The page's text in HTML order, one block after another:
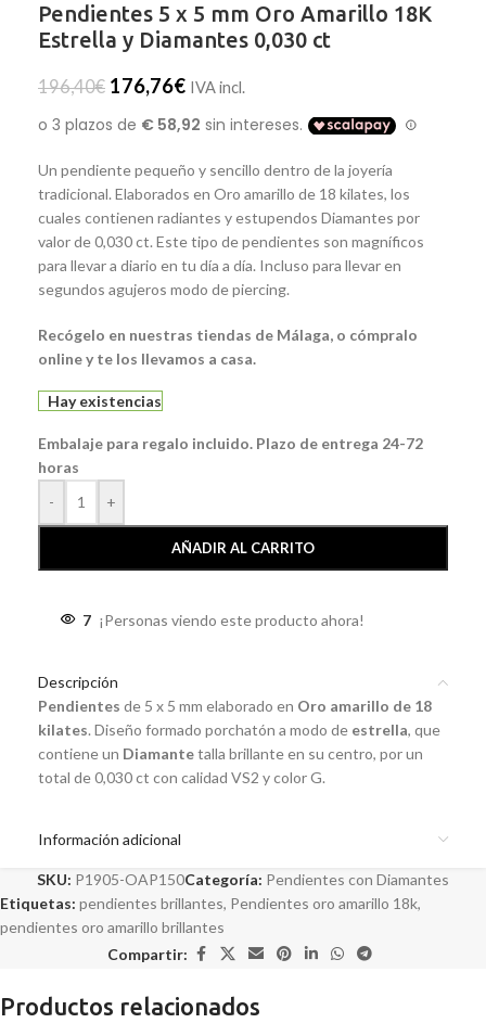
Pendientes 5 x 5 mm Oro Amarillo 18K
Estrella y Diamantes 0,030 ct
196,40€ 176,76€ IVA incl.
Un pendiente pequeño y sencillo dentro de la joyería
tradicional. Elaborados en Oro amarillo de 18 kilates, los
cuales contienen radiantes y estupendos Diamantes por
valor de 0,030 ct. Este tipo de pendientes son magníficos
para llevar a diario en tu día a día. Incluso para llevar en
segundos agujeros modo de piercing.
Recógelo en nuestras tiendas de Málaga, o cómpralo
online y te los llevamos a casa.
Hay existencias
Embalaje para regalo incluido. Plazo de entrega 24-72
horas
-
+
AÑADIR AL CARRITO
7 ¡Personas viendo este producto ahora!
Descripción
Pendientes de 5 x 5 mm elaborado en Oro amarillo de 18
kilates. Diseño formado porchatón a modo de estrella, que
contiene un Diamantetalla brillante en su centro, por un
total de 0,030 ct con calidad VS2 y color G.
Información adicional
SKU: P1905-OAP150Categoría: Pendientes con Diamantes
Etiquetas: pendientes brillantes, Pendientes oro amarillo 18k,
pendientes oro amarillo brillantes
Compartir:
Productos relacionados